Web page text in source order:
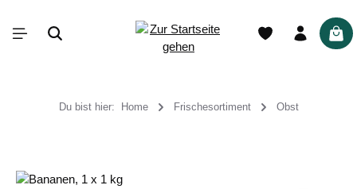
Du bist hier: Home Frischesortiment Obst
Bildergalerie überspringen